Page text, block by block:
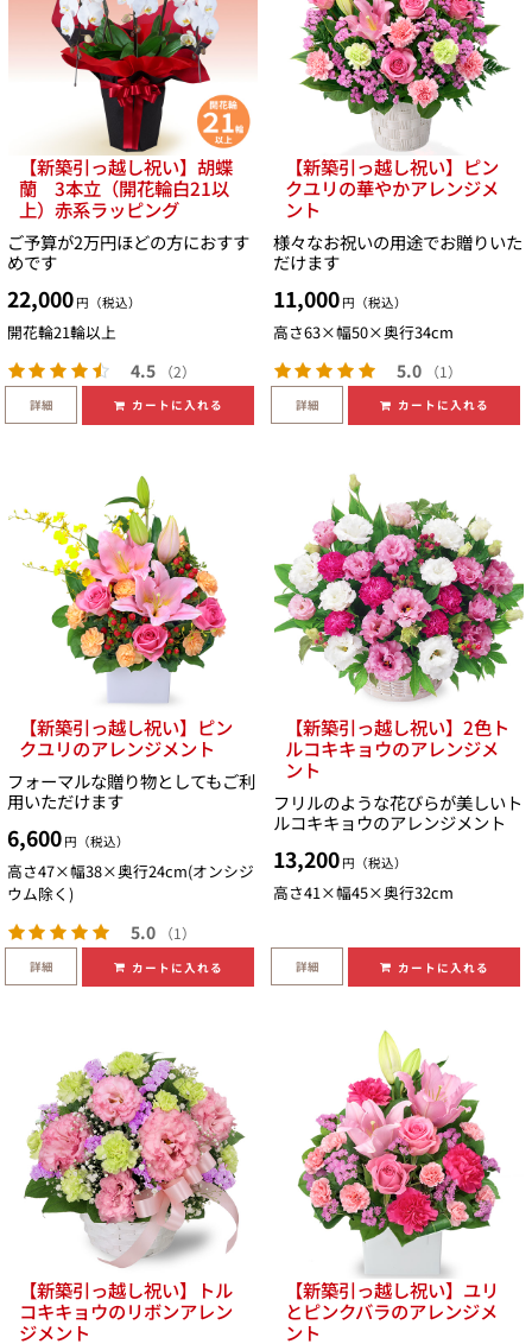
【新築引っ越し祝い】胡蝶
蘭 3本立（開花輪白21以
上）赤系ラッピング
ご予算が2万円ほどの方におすす
めです
22,000 円（税込）
開花輪21輪以上
4.5 （2）
詳細 カートに入れる
【新築引っ越し祝い】ピン
クユリの華やかアレンジメ
ント
様々なお祝いの用途でお贈りいた
だけます
11,000 円（税込）
高さ63×幅50×奥行34cm
5.0 （1）
詳細 カートに入れる
【新築引っ越し祝い】ピン
クユリのアレンジメント
フォーマルな贈り物としてもご利
用いただけます
6,600 円（税込）
高さ47×幅38×奥行24cm(オンシジ
ウム除く)
5.0 （1）
詳細 カートに入れる
【新築引っ越し祝い】2色ト
ルコキキョウのアレンジメ
ント
フリルのような花びらが美しいト
ルコキキョウのアレンジメント
13,200 円（税込）
高さ41×幅45×奥行32cm
詳細 カートに入れる
【新築引っ越し祝い】トル
コキキョウのリボンアレン
ジメント
【新築引っ越し祝い】ユリ
とピンクバラのアレンジメ
ント